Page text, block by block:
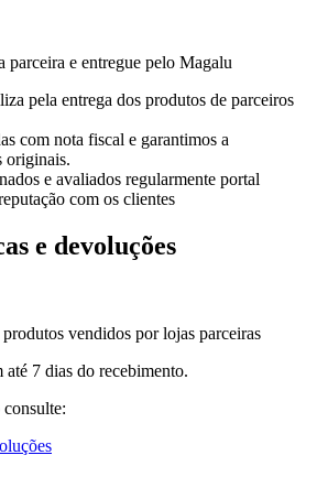
e entregue pelo Magalu
pela entrega dos produtos de parceiros
com nota fiscal e garantimos a
originais.
e avaliados regularmente portal
com os clientes
e devoluções
vendidos por lojas parceiras
7 dias do recebimento.